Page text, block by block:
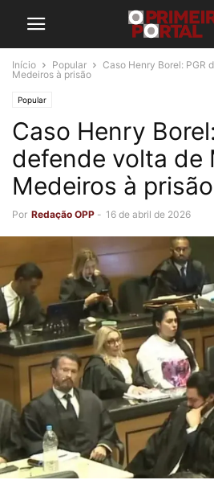
Início Popular
Caso Henry Borel: PGR
Medeiros à prisão
Popular
Caso Henry
defende volta de
Medeiros à prisão
Por Redação OPP - 16 de abril de 2026